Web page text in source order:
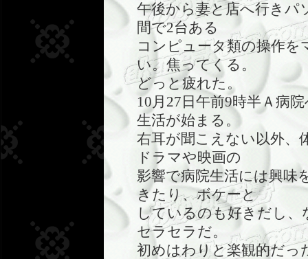
午後から妻と店へ行きパ
間で2台ある
コンピュータ類の操作
い。焦ってくる。
どっと疲れた。
10月27日午前9時半Ａ病
生活が始まる。
右耳が聞こえない以外、
ドラマや映画の
影響で病院生活には興味
きたり、ボケーと
しているのも好きだし
セラセラだ。
初めはわりと楽観的だっ